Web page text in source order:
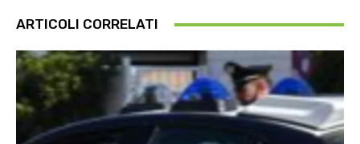
ARTICOLI CORRELATI